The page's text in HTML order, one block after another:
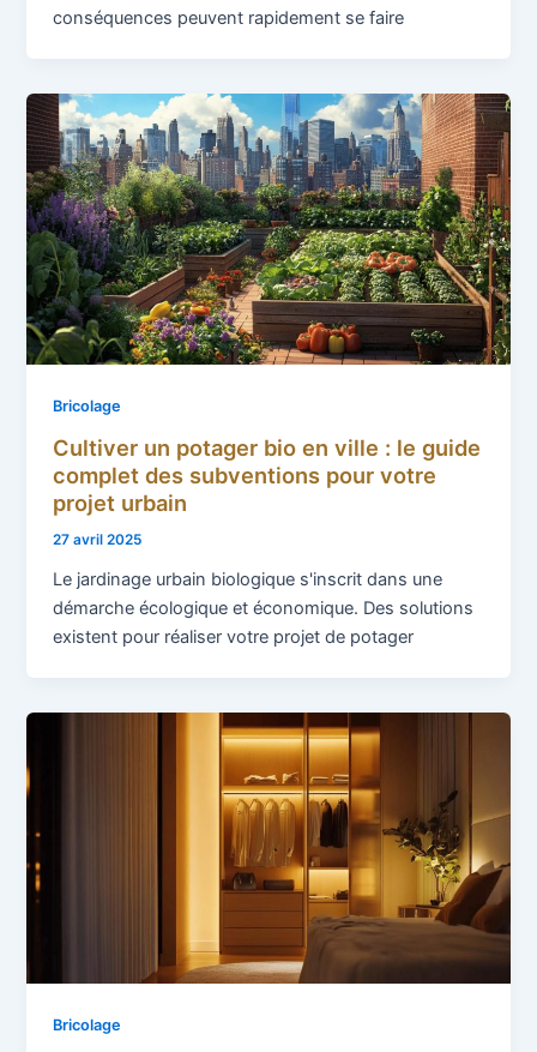
conséquences peuvent rapidement se faire
Bricolage
Cultiver un potager bio en ville : le guide
complet des subventions pour votre
projet urbain
27 avril 2025
Le jardinage urbain biologique s'inscrit dans une
démarche écologique et économique. Des solutions
existent pour réaliser votre projet de potager
Bricolage